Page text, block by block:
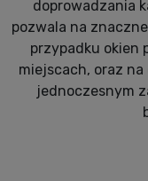
doprowadzania
pozwala na
przypadku okien
miejscach, oraz
jednoczesnym